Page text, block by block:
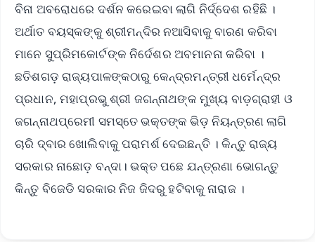
ବିନା ଅବରୋଧରେ ଦର୍ଶନ କରେଇବା ଲାଗି ନିର୍ଦ୍ଦେଶ ରହିଛି ।
ଅର୍ଥାତ ବୟସ୍କଙ୍କୁ ଶ୍ରୀମନ୍ଦିର ନଆସିବାକୁ ବାରଣ କରିବା
ମାନେ ସୁପ୍ରିମକୋର୍ଟଙ୍କ ନିର୍ଦେଶର ଅବମାନନା କରିବା ।
ଛତିଶଗଡ଼ ରାଜ୍ୟପାଳଙ୍କଠାରୁ କେନ୍ଦ୍ରମନ୍ତ୍ରୀ ଧର୍ମେନ୍ଦ୍ର
ପ୍ରଧାନ, ମହାପ୍ରଭୁ ଶ୍ରୀ ଜଗନ୍ନାଥଙ୍କ ମୁଖ୍ୟ ବାଡ଼ଗ୍ରାହୀ ଓ
ଜଗନ୍ନାଥପ୍ରେମୀ ସମସ୍ତେ ଭକ୍ତଙ୍କ ଭିଡ଼ ନିୟନ୍ତ୍ରଣ ଲାଗି
ଚାରି ଦ୍ବାର ଖୋଲିବାକୁ ପରାମର୍ଶ ଦେଇଛନ୍ତି । କିନ୍ତୁ ରାଜ୍ୟ
ସରକାର ନାଛୋଡ଼ ବନ୍ଦା। ଭକ୍ତ ପଛେ ଯନ୍ତ୍ରଣା ଭୋଗନ୍ତୁ
କିନ୍ତୁ ବିଜେଡି ସରକାର ନିଜ ଜିଦରୁ ହଟିବାକୁ ନାରାଜ ।